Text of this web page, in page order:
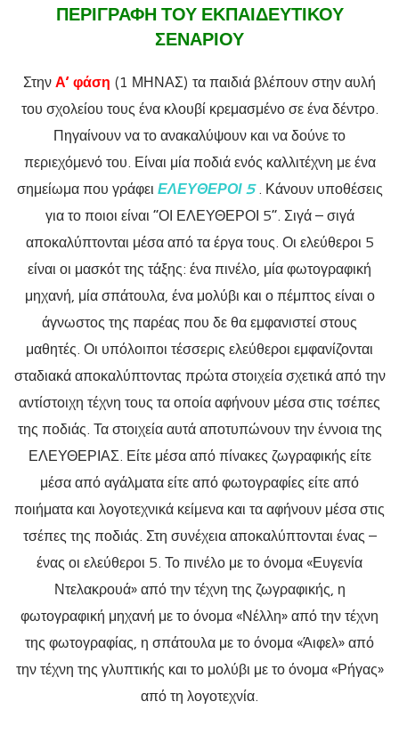
ΠΕΡΙΓΡΑΦΉ ΤΟΥ ΕΚΠΑΙΔΕΥΤΙΚΟΎ
ΣΕΝΑΡΊΟΥ
ΣτηνΑ’ φάση (1 ΜΗΝΑΣ) τα παιδιά βλέπουν στην αυλή
του σχολείου τους ένα κλουβί κρεμασμένο σε ένα δέντρο.
Πηγαίνουν να το ανακαλύψουν και να δούνε το
περιεχόμενό του. Είναι μία ποδιά ενός καλλιτέχνη με ένα
σημείωμα που γράφει ΕΛΕΥΘΕΡΟΙ 5. Κάνουν υποθέσεις
για το ποιοι είναι “ΟΙ ΕΛΕΥΘΕΡΟΙ 5”. Σιγά – σιγά
αποκαλύπτονται μέσα από τα έργα τους. Οι ελεύθεροι 5
είναι οι μασκότ της τάξης: ένα πινέλο, μία φωτογραφική
μηχανή, μία σπάτουλα, ένα μολύβι και ο πέμπτος είναι ο
άγνωστος της παρέας που δε θα εμφανιστεί στους
μαθητές. Οι υπόλοιποι τέσσερις ελεύθεροι εμφανίζονται
σταδιακά αποκαλύπτοντας πρώτα στοιχεία σχετικά από την
αντίστοιχη τέχνη τους τα οποία αφήνουν μέσα στις τσέπες
της ποδιάς. Τα στοιχεία αυτά αποτυπώνουν την έννοια της
ΕΛΕΥΘΕΡΙΑΣ. Είτε μέσα από πίνακες ζωγραφικής είτε
μέσα από αγάλματα είτε από φωτογραφίες είτε από
ποιήματα και λογοτεχνικά κείμενα και τα αφήνουν μέσα στις
τσέπες της ποδιάς. Στη συνέχεια αποκαλύπτονται ένας –
ένας οι ελεύθεροι 5. Το πινέλο με το όνομα «Ευγενία
Ντελακρουά» από την τέχνη της ζωγραφικής, η
φωτογραφική μηχανή με το όνομα «Νέλλη» από την τέχνη
της φωτογραφίας, η σπάτουλα με το όνομα «Άιφελ» από
την τέχνη της γλυπτικής και το μολύβι με το όνομα «Ρήγας»
από τη λογοτεχνία.